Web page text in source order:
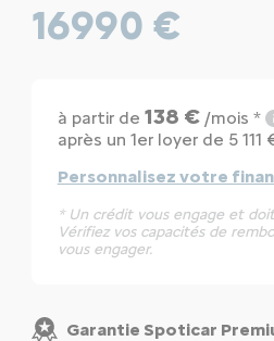
16990 €
à partir de 138 €/mois *
après un 1er loyer de 5 111
Personnalisez votre
* Un crédit vous engage et
Vérifiez vos capacités de
vous engager.
Garantie Spoticar